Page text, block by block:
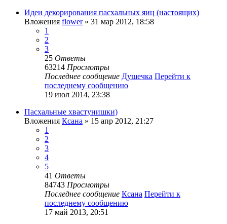
Идеи декорирования пасхальных яиц (настоящих)
Вложения flower» 31 мар 2012, 18:58
1
2
3
25 Ответы
63214 Просмотры
Последнее сообщение Душечка Перейти к
последнему сообщению
19 июл 2014, 23:38
Пасхальные хвастунишки)
Вложения Ксана » 15 апр 2012, 21:27
1
2
3
4
5
41 Ответы
84743 Просмотры
Последнее сообщение Ксана Перейти к
последнему сообщению
17 май 2013, 20:51